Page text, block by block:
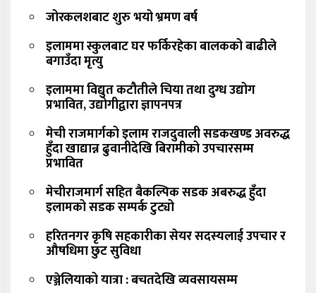
जोरकलशबाट शुरु भयो भ्रमण बर्ष
इलाममा स्कुलबाट घर फर्किरहेका बालकको बाढीले
बगाउँदा मृत्यु
इलाममा विद्युत कटौतीले चिया तथा दुग्ध उद्योग
प्रभावित, उद्योगीद्वारा ज्ञापनपत्र
मेची राजमार्गको इलाम राजदुवाली सडकखण्ड अवरुद्ध
हुँदा खाद्यान्न ढुवानीदेखि बिरामीको उपचारसम्म
प्रभावित
मेचीराजमार्ग सहित बैकल्पिक सडक अबरुद्ध हुँदा
इलामको सडक सम्पर्क टुट्यो
हरितनगर कृषि सहकारीका सेयर सदस्यलाई उपचार र
औषधिमा छुट सुविधा
एञ्जेलियाको यात्रा : बचतदेखि व्यवसायसम्म